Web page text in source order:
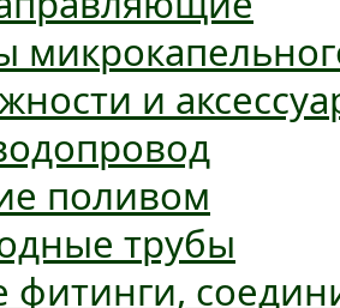
и
поливом
трубы